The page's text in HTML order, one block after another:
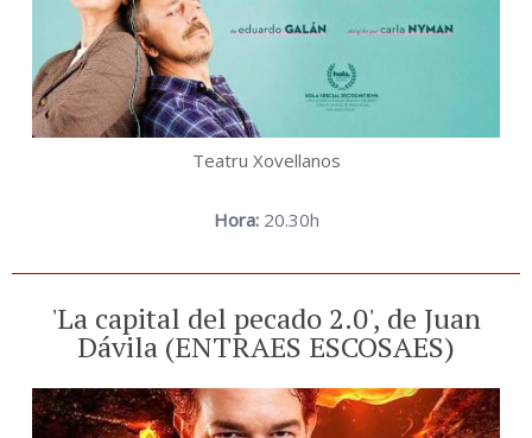
Teatru Xovellanos
Hora:20.30h
'La capital del pecado 2.0', de Juan
Dávila (ENTRAES ESCOSAES)